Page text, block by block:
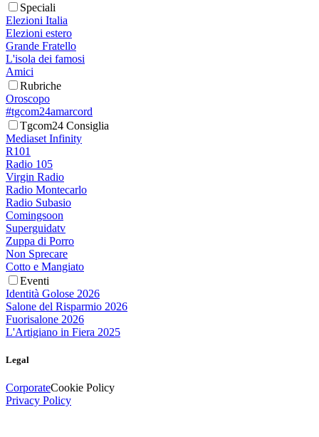
Speciali
Elezioni Italia
Elezioni estero
Grande Fratello
L'isola dei famosi
Amici
Rubriche
Oroscopo
#tgcom24amarcord
Tgcom24 Consiglia
Mediaset Infinity
R101
Radio 105
Virgin Radio
Radio Montecarlo
Radio Subasio
Comingsoon
Superguidatv
Zuppa di Porro
Non Sprecare
Cotto e Mangiato
Eventi
Identità Golose 2026
Salone del Risparmio 2026
Fuorisalone 2026
L'Artigiano in Fiera 2025
Legal
CorporateCookie Policy
Privacy Policy